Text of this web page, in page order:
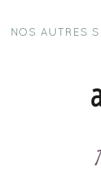
NOS AUTRES